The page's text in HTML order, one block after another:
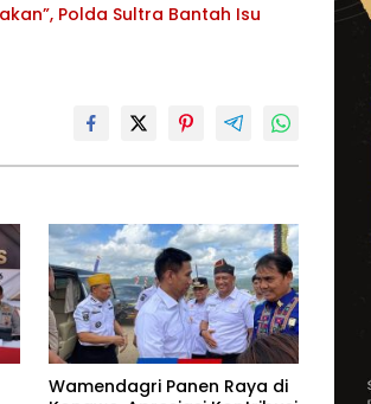
Polda Sultra Bantah Isu
Wamendagri Panen Raya di